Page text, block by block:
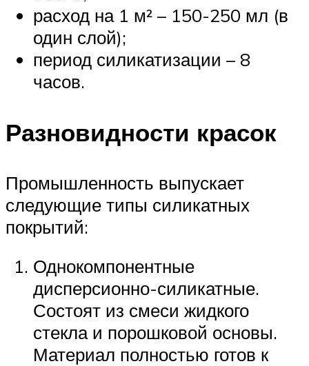
расход на 1 м² – 150-250 мл (в
один слой);
период силикатизации – 8
часов.
Разновидности красок
Промышленность выпускает
следующие типы силикатных
покрытий:
Однокомпонентные
дисперсионно-силикатные.
Состоят из смеси жидкого
стекла и порошковой основы.
Материал полностью готов к